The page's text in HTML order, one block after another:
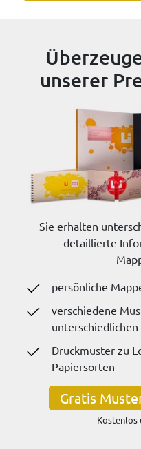
unserer
Sie erhalten
detaillierte
persönliche
verschiedene
Druckmuster zu
Papiersorten
Gratis
Kostenlos